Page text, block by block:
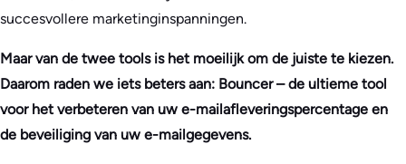
succesvollere marketinginspanningen.
Maar van de twee tools is het moeilijk om de juiste te kiezen.
Daarom raden we iets beters aan: Bouncer – de ultieme tool
voor het verbeteren van uw e-mailafleveringspercentage en
de beveiliging van uw e-mailgegevens.